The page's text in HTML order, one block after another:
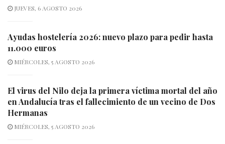
JUEVES, 6 AGOSTO 2026
Ayudas hostelería 2026: nuevo plazo para pedir hasta
11.000 euros
MIÉRCOLES, 5 AGOSTO 2026
El virus del Nilo deja la primera víctima mortal del año
en Andalucía tras el fallecimiento de un vecino de Dos
Hermanas
MIÉRCOLES, 5 AGOSTO 2026